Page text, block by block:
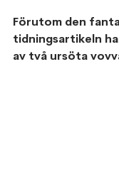
Förutom den
tidningsartikeln
av två ursöta